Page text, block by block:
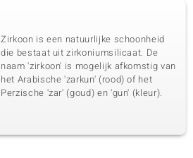
Zirkoon is een natuurlijke schoonheid
die bestaat uit zirkoniumsilicaat. De
naam 'zirkoon' is mogelijk afkomstig van
het Arabische 'zarkun' (rood) of het
Perzische 'zar' (goud) en 'gun' (kleur).